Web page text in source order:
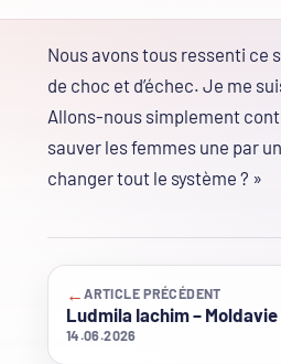
Nous avons tous ressenti ce
de choc et d’échec. Je me
Allons-nous simplement
sauver les femmes une par
changer tout le système ? »
←ARTICLE PRÉCÉDENT
Ludmila Iachim – Moldavie
14.06.2026